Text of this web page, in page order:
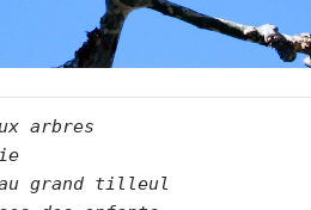
arbres
au grand tilleul